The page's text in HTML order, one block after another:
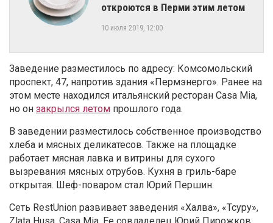
откроются в Перми этим летом
10 июля 2019, 12:00
Заведение разместилось по адресу: Комсомольский
проспект, 47, напротив здания «Пермэнерго». Ранее на
этом месте находился итальянский ресторан Casa Mia,
но он закрылся летом прошлого года.
В заведении разместилось собственное производство
хлеба и мясных деликатесов. Также на площадке
работает мясная лавка и витрины для сухого
вызревания мясных отрубов. Кухня в гриль-баре
открытая. Шеф-поваром стал Юрий Першин.
Сеть RestUnion развивает заведения «Халва», «Тсуру»,